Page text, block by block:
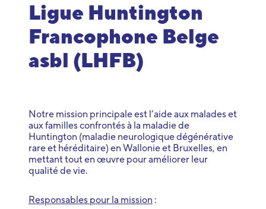
Ligue Huntington
Francophone Belge
asbl (LHFB)
Notre mission principale est l’aide aux malades et
aux familles confrontés à la maladie de
Huntington (maladie neurologique dégénérative
rare et héréditaire) en Wallonie et Bruxelles, en
mettant tout en œuvre pour améliorer leur
qualité de vie.
Responsables pour la mission :